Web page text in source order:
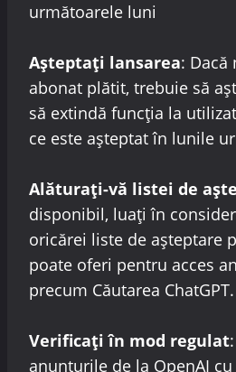
următoarele luni
Așteptați lansarea: Dacă
abonat plătit, trebuie să
să extindă funcția la
ce este așteptat în lunile
Alăturați-vă listei de
disponibil, luați în
oricărei liste de așteptare
poate oferi pentru acces
precum Căutarea ChatGPT.
Verificați în mod regulat
anunțurile de la OpenAI